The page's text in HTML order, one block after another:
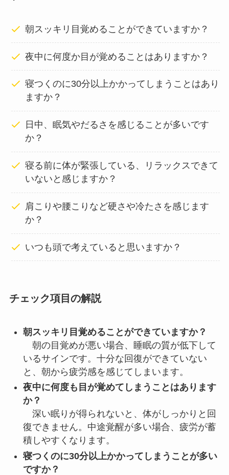
朝スッキリ目覚めることができていますか？
夜中に何度か目が覚めることはありますか？
寝つくのに30分以上かかってしまうことはあり
ますか？
日中、眠気やだるさを感じることが多いです
か？
寝る前に体が緊張している、リラックスできて
いないと感じますか？
肩こりや腰こりなど硬さや冷たさを感じます
か？
いつも頭で考えていると思いますか？
チェック項目の解説
朝スッキリ目覚めることができていますか？
朝の目覚めが悪い場合、睡眠の質が低下して
いるサインです。十分な回復ができていない
と、朝から疲労感を感じてしまいます。
夜中に何度も目が覚めてしまうことはあります
か？
深い眠りが得られないと、体がしっかりと回
復できません。中途覚醒が多い場合、疲労が蓄
積しやすくなります。
寝つくのに30分以上かかってしまうことが多い
ですか？